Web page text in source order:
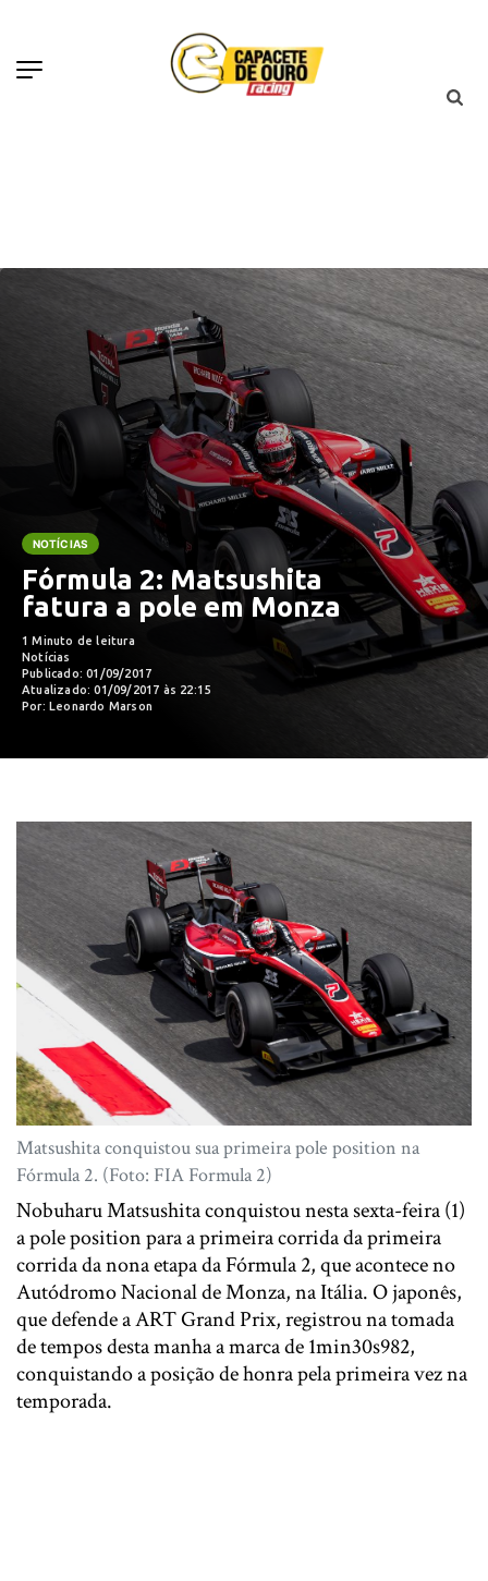
NOTÍCIAS
Fórmula 2: Matsushita
fatura a pole em Monza
1 Minuto de leitura
Notícias
Publicado: 01/09/2017
Atualizado: 01/09/2017 às 22:15
Por: Leonardo Marson
Matsushita conquistou sua primeira pole position na
Fórmula 2. (Foto: FIA Formula 2)
Nobuharu Matsushita conquistou nesta sexta-feira (1)
a pole position para a primeira corrida da primeira
corrida da nona etapa da Fórmula 2, que acontece no
Autódromo Nacional de Monza, na Itália. O japonês,
que defende a ART Grand Prix, registrou na tomada
de tempos desta manha a marca de 1min30s982,
conquistando a posição de honra pela primeira vez na
temporada.